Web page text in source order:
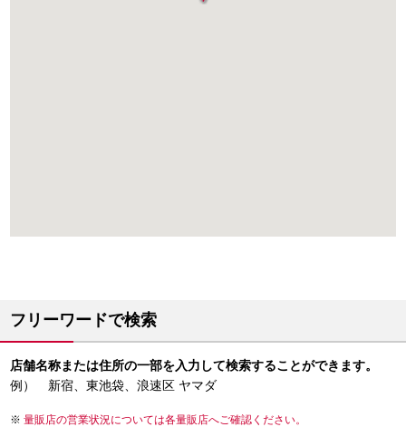
フリーワードで検索
店舗名称または住所の一部を入力して検索することができます。
例） 新宿、東池袋、浪速区 ヤマダ
量販店の営業状況については各量販店へご確認ください。